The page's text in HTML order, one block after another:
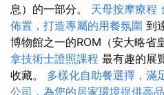
息）的一部分。 天母按摩療程
佈置，打造專屬的用餐氛圍 到
博物館之一的ROM（安大略省
拿技術士證照課程 最有趣的展
收藏。 多樣化自助餐選擇，滿
公司，為您的居家環境提供高